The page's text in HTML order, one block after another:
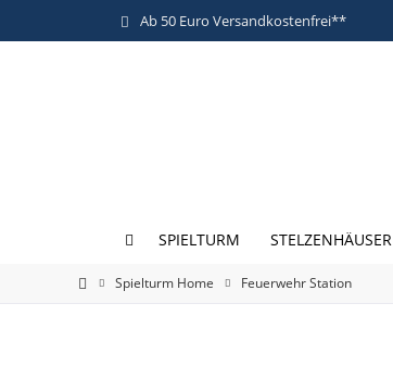
Ab 50 Euro Versandkostenfrei**
SPIELTURM STELZENHÄUSER
Spielturm Home Feuerwehr Station